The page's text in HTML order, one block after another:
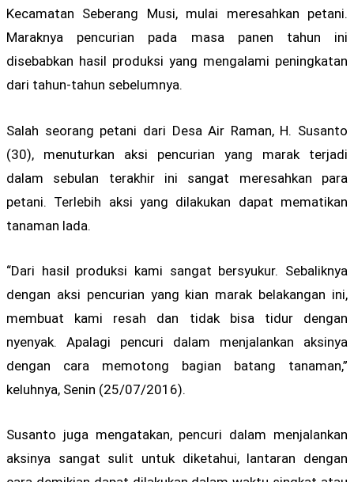
Kecamatan Seberang Musi, mulai meresahkan petani.
Maraknya pencurian pada masa panen tahun ini
disebabkan hasil produksi yang mengalami peningkatan
dari tahun-tahun sebelumnya.
Salah seorang petani dari Desa Air Raman, H. Susanto
(30), menuturkan aksi pencurian yang marak terjadi
dalam sebulan terakhir ini sangat meresahkan para
petani. Terlebih aksi yang dilakukan dapat mematikan
tanaman lada.
“Dari hasil produksi kami sangat bersyukur. Sebaliknya
dengan aksi pencurian yang kian marak belakangan ini,
membuat kami resah dan tidak bisa tidur dengan
nyenyak. Apalagi pencuri dalam menjalankan aksinya
dengan cara memotong bagian batang tanaman,”
keluhnya, Senin (25/07/2016).
Susanto juga mengatakan, pencuri dalam menjalankan
aksinya sangat sulit untuk diketahui, lantaran dengan